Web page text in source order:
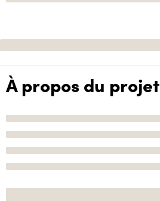
À propos du projet